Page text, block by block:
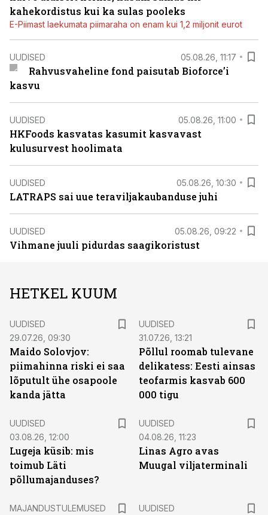
kahekordistus kui ka sulas pooleks
E-Piimast laekumata piimaraha on enam kui 1,2 miljonit eurot
UUDISED 05.08.26, 11:17
Rahvusvaheline fond paisutab Bioforce’i
kasvu
UUDISED 05.08.26, 11:00
HKFoods kasvatas kasumit kasvavast
kulusurvest hoolimata
UUDISED 05.08.26, 10:30
LATRAPS sai uue teraviljakaubanduse juhi
UUDISED 05.08.26, 09:22
Vihmane juuli pidurdas saagikoristust
HETKEL KUUM
UUDISED
29.07.26, 09:30
Maido Solovjov:
piimahinna riski ei saa
lõputult ühe osapoole
kanda jätta
UUDISED
31.07.26, 13:21
Põllul roomab tulevane
delikatess: Eesti ainsas
teofarmis kasvab 600
000 tigu
UUDISED
03.08.26, 12:00
Lugeja küsib: mis
toimub Läti
põllumajanduses?
UUDISED
04.08.26, 11:23
Linas Agro avas
Muugal viljaterminali
MAJANDUSTULEMUSED
UUDISED